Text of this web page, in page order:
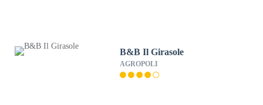
B&B Il Girasole
AGROPOLI